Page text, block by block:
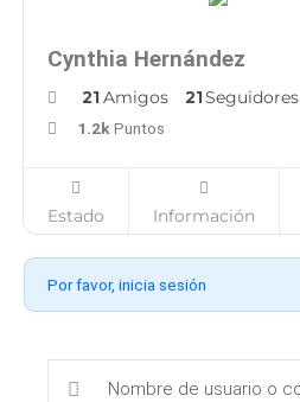
Cynthia Hernández
21Amigos 21Seguidores
1.2k Puntos
Estado Información
Por favor, inicia sesión